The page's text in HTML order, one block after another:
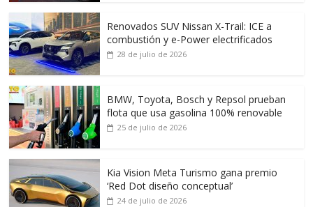
Renovados SUV Nissan X-Trail: ICE a
combustión y e-Power electrificados
28 de julio de 2026
BMW, Toyota, Bosch y Repsol prueban
flota que usa gasolina 100% renovable
25 de julio de 2026
Kia Vision Meta Turismo gana premio
‘Red Dot diseño conceptual’
24 de julio de 2026